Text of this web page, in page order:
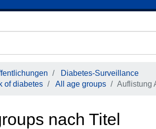
Diabetes-Surveillance
of diabetes
All age groups Auflistung
nach Titel